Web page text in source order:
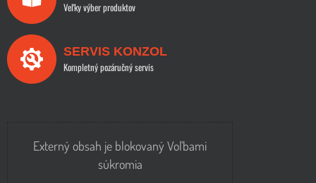
Veľky výber produktov
SERVIS KONZOL
Kompletný pozáručný servis
Externý obsah je blokovaný Voľbami
súkromia